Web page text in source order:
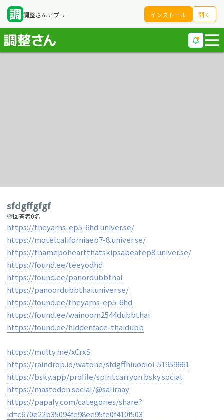
調整さんアプリ インストール 開く
sfdgffgfgf
回答者0名
https://theyarns-ep5-6hd.univer.se/
https://motelcaliforniaep7-8.univer.se/
https://thamepoheartthatskipsabeatep8.univer.se/
https://found.ee/teeyodhd
https://found.ee/panordubbthai
https://panoordubbthai.univer.se/
https://found.ee/theyarns-ep5-6hd
https://found.ee/wainoom2544dubbthai
https://found.ee/hiddenface-thaidubb
https://multy.me/xCrxS
https://raindrop.io/watone/sfdgffhiuooioi-51959661
https://bsky.app/profile/spiritcarryon.bsky.social
https://mastodon.social/@saliraay
https://papaly.com/categories/share?
id=c670e22b35094fe98ee95fe0f410f503